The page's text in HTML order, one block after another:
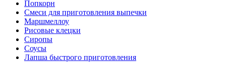
Попкорн
Смеси для приготовления выпечки
Маршмеллоу
Рисовые клецки
Сиропы
Соусы
Лапша быстрого приготовления